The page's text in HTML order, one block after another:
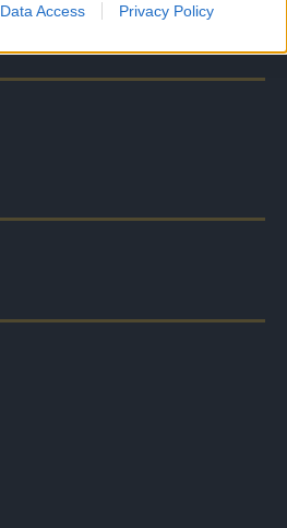
Data Access Privacy Policy